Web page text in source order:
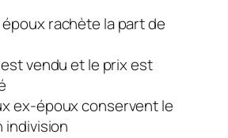
rachète la part de
vendu et le prix est
ex-époux conservent le
indivision